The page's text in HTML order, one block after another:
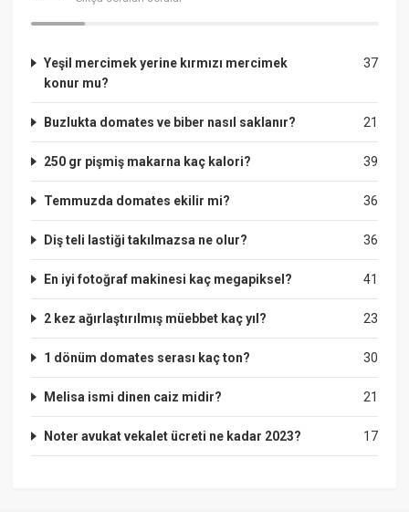
37
Yeşil mercimek yerine kırmızı mercimek
konur mu?
21
Buzlukta domates ve biber nasıl saklanır?
39
250 gr pişmiş makarna kaç kalori?
36
Temmuzda domates ekilir mi?
36
Diş teli lastiği takılmazsa ne olur?
41
En iyi fotoğraf makinesi kaç megapiksel?
23
2 kez ağırlaştırılmış müebbet kaç yıl?
30
1 dönüm domates serası kaç ton?
21
Melisa ismi dinen caiz midir?
17
Noter avukat vekalet ücreti ne kadar 2023?